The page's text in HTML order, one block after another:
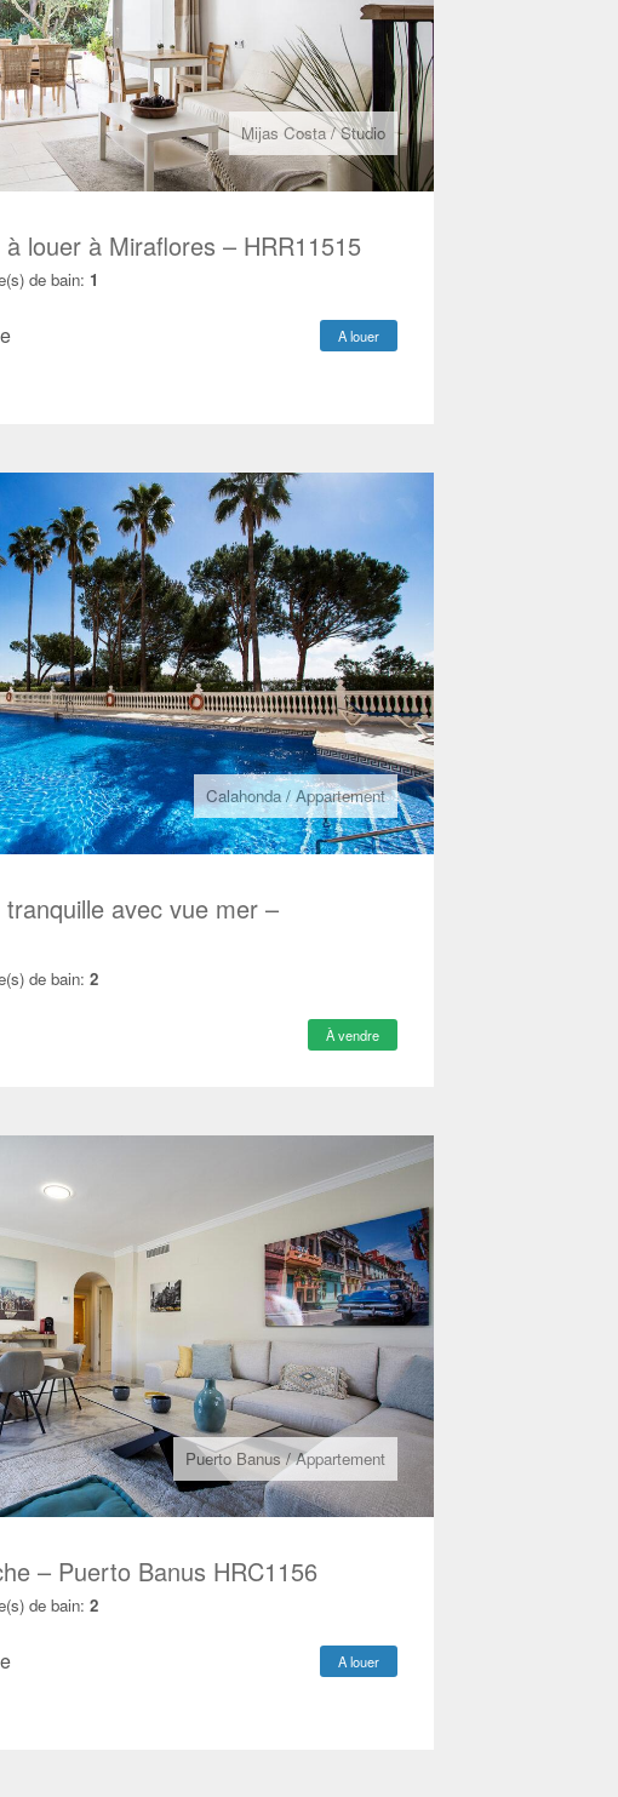
Mijas Costa/Studio
louer à Miraflores – HRR11515
de bain: 1
A louer
Calahonda/ Appartement
avec vue mer –
de bain: 2
À vendre
Puerto Banus/Appartement
– Puerto Banus HRC1156
de bain: 2
A louer